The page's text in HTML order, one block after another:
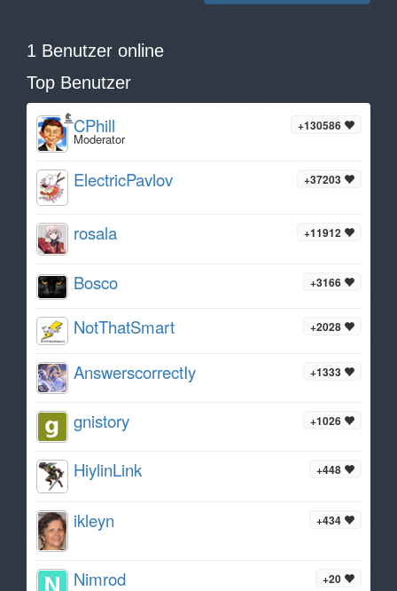
1 Benutzer online
Top Benutzer
+130586
CPhill
Moderator
+37203
ElectricPavlov
+11912
rosala
+3166
Bosco
+2028
NotThatSmart
+1333
AnswerscorrectIy
+1026
gnistory
+448
HiylinLink
+434
ikleyn
+20
Nimrod